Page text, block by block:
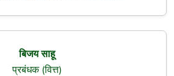
बिजय साहू
प्रबंधक (वित्त)